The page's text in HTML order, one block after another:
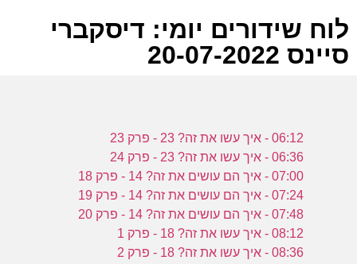
לוח שידורים יומי: דיסקברי
סיינס 20-07-2022
06:12 - איך עשו את זה? 23 - פרק 23
06:36 - איך עשו את זה? 23 - פרק 24
07:00 - איך הם עושים את זה? 14 - פרק 18
07:24 - איך הם עושים את זה? 14 - פרק 19
07:48 - איך הם עושים את זה? 14 - פרק 20
08:12 - איך עשו את זה? 18 - פרק 1
08:36 - איך עשו את זה? 18 - פרק 2